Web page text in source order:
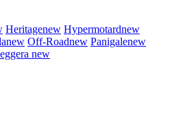
Heritagenew Hypermotardnew
new Off-Roadnew Panigalenew
new